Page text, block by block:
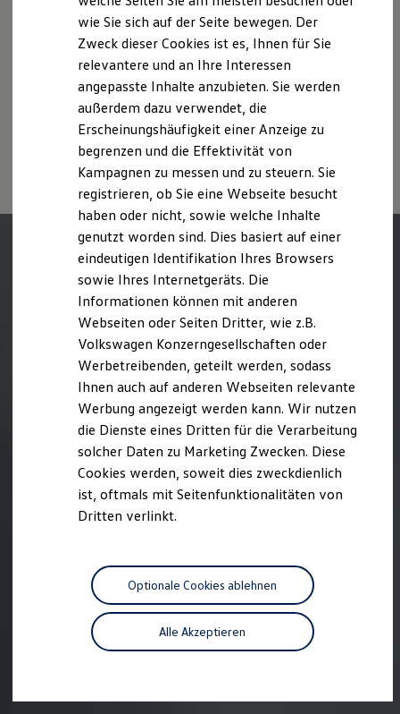
Fahrerassistenz- und Sicherheitssysteme
Kontrollleuchten
Kurzfahrprofile und Ölverdünnung
XTL-Dieselkraftstoff
Ersatzteile und Betriebsflüssigkeiten
Original Zubehör und Lifestyle Produkte
myVolkswagen
myVolkswagen Business
Elektrisch & Autonom
Elektro - & Hybridfahrzeuge
Unser Ansatz
Klimafreundlicher Strom
Reichweite & Ladelösungen
Reichweitensimulator
Ladezeitensimulator
Ladelösungen für Privatkunden
Ladelösungen für Gewerbekunden
Wallbox und Ladekabel
Förderung & Kosten der Elektrofahrzeuge
Fördermöglichkeiten für Privatkunden
Fördermöglichkeiten für Gewerbekunden
Autonomes Fahren
Mehr zum ID. Buzz
Online Beratung
California Club
California Magazin & Ratgeber
Vanlife
California App
California Lifestyle & Zubehör
Übernachten im California
Unternehmen
Karriere
Nachhaltigkeit
Weitere Informationen zum offiziellen Kraftstoffverbrauch und
den offiziellen spezifischen CO₂-Emissionen neuer
Personenkraftwagen können dem „Leitfaden über den
Kraftstoffverbrauch, die CO₂-Emissionen und den
Stromverbrauch neuer Personenkraftwagen“ entnommen
werden, der an allen Verkaufsstellen und bei der DAT
Deutsche Automobil Treuhand GmbH, Hellmuth-Hirth-Str. 1, D-
73760 Ostfildern oder unterwww.dat.de/co2
wie Sie sich auf der Seite bewegen. Der
Zweck dieser Cookies ist es, Ihnen für Sie
relevantere und an Ihre Interessen
angepasste Inhalte anzubieten. Sie werden
außerdem dazu verwendet, die
Erscheinungshäufigkeit einer Anzeige zu
begrenzen und die Effektivität von
Kampagnen zu messen und zu steuern. Sie
registrieren, ob Sie eine Webseite besucht
haben oder nicht, sowie welche Inhalte
genutzt worden sind. Dies basiert auf einer
eindeutigen Identifikation Ihres Browsers
sowie Ihres Internetgeräts. Die
Informationen können mit anderen
Webseiten oder Seiten Dritter, wie z.B.
Volkswagen Konzerngesellschaften oder
Werbetreibenden, geteilt werden, sodass
Ihnen auch auf anderen Webseiten relevante
Werbung angezeigt werden kann. Wir nutzen
die Dienste eines Dritten für die Verarbeitung
solcher Daten zu Marketing Zwecken. Diese
Cookies werden, soweit dies zweckdienlich
ist, oftmals mit Seitenfunktionalitäten von
Dritten verlinkt.
Alle Akzeptieren
Optionale Cookies ablehnen